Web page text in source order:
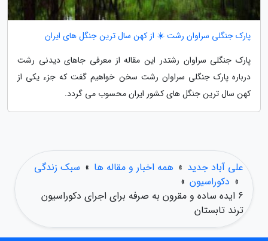
پارک جنگلی سراوان رشت ☀️ از کهن سال ترین جنگل های ایران
پارک جنگلی سراوان رشتدر این مقاله از معرفی جاهای دیدنی رشت
درباره پارک جنگلی سراوان رشت سخن خواهیم گفت که جزء یکی از
کهن سال ترین جنگل های کشور ایران محسوب می گردد.
علی آباد جدید » همه اخبار و مقاله ها » سبک زندگی
» دکوراسیون »
6 ایده ساده و مقرون به صرفه برای اجرای دکوراسیون
ترند تابستان